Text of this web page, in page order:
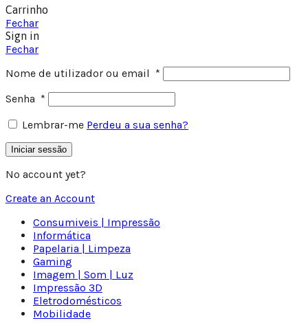
Carrinho
Fechar
Sign in
Fechar
Nome de utilizador ou email *
Senha *
Lembrar-me Perdeu a sua senha?
Iniciar sessão
No account yet?
Create an Account
Consumiveis | Impressão
Informática
Papelaria | Limpeza
Gaming
Imagem | Som | Luz
Impressão 3D
Eletrodomésticos
Mobilidade